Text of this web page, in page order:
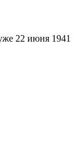
22 июня 1941